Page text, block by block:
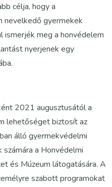
célja, hogy a
nevelkedő gyermekek
ismerjék meg a honvédelem
nyerjenek egy
2021 augusztusától a
lehetőséget biztosít az
álló gyermekvédelmi
a Honvédelmi
és Múzeum látogatására. A
szabott programokat